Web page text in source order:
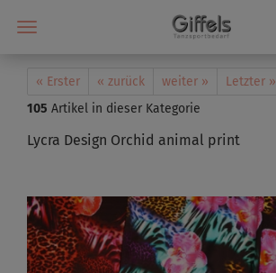
« Erster « zurück weiter »
Letzter »
105 Artikel in dieser Kategorie
Lycra Design Orchid animal print